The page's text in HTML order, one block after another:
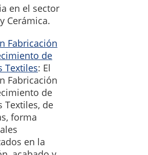
en el sector
Cerámica.
Fabricación
de
Textiles: El
Fabricación
de
Textiles, de
forma
en la